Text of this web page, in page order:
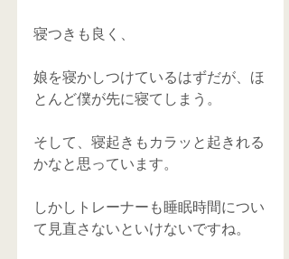
寝つきも良く、
娘を寝かしつけているはずだが、ほ
とんど僕が先に寝てしまう。
そして、寝起きもカラッと起きれる
かなと思っています。
しかしトレーナーも睡眠時間につい
て見直さないといけないですね。